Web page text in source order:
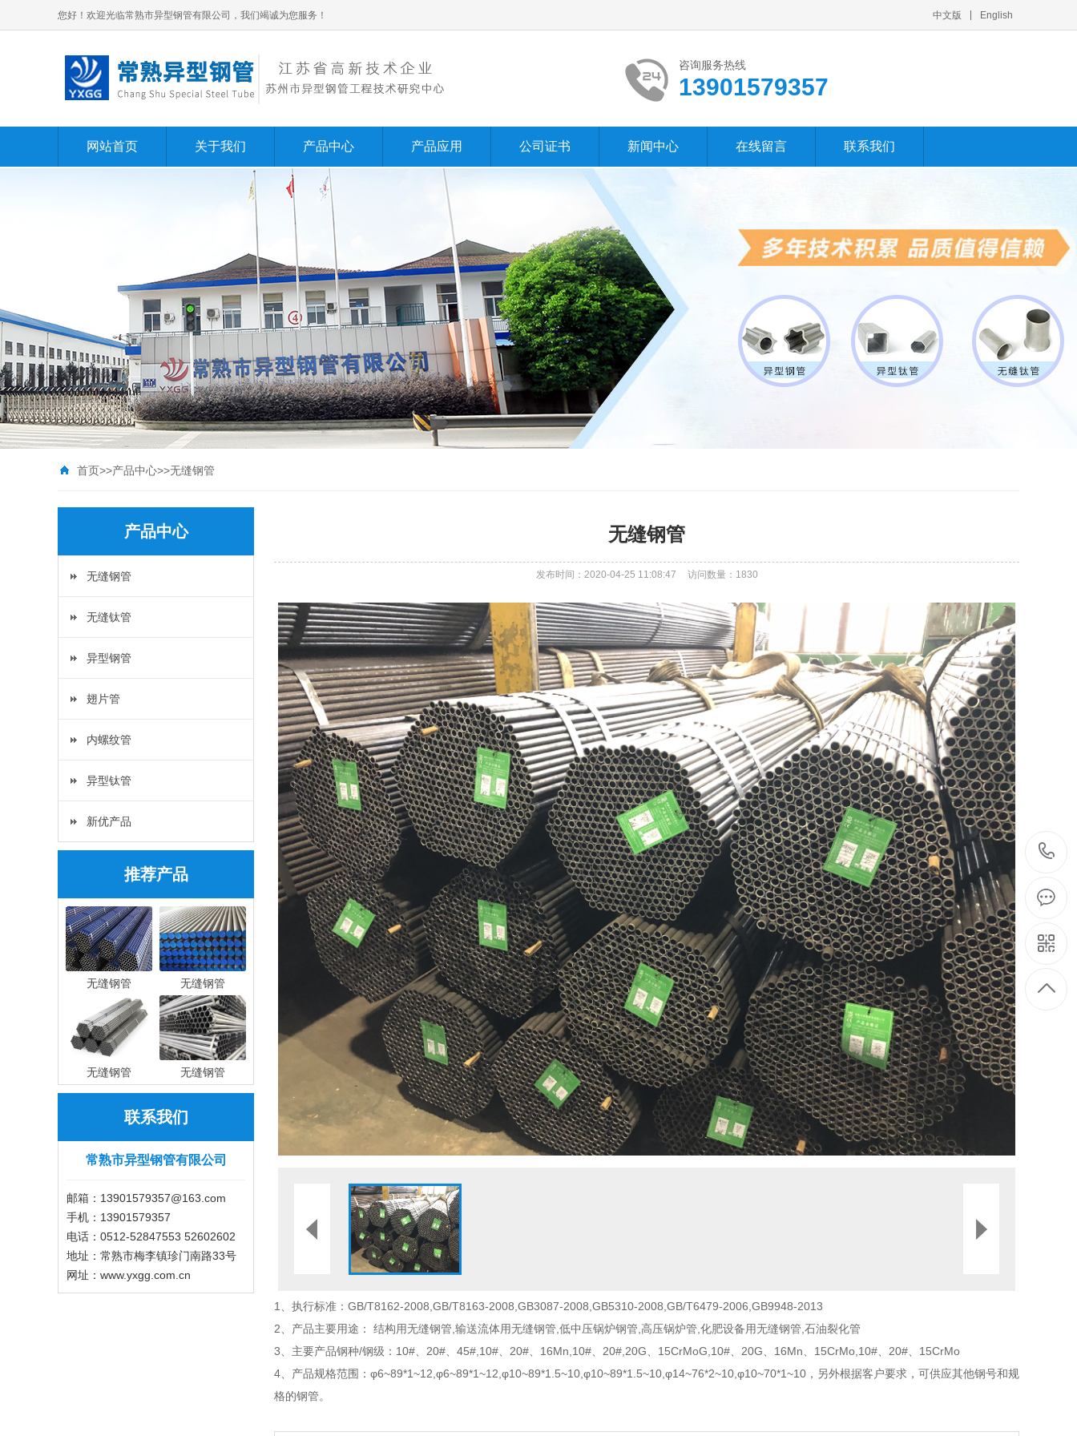
您好！欢迎光临常熟市异型钢管有限公司，我们竭诚为您服务！ 中文版 English
咨询服务热线
13901579357
网站首页 关于我们 产品中心 产品应用 公司证书 新闻中心 在线留言 联系我们
首页>>产品中心>>无缝钢管
产品中心
无缝钢管
无缝钛管
异型钢管
翅片管
内螺纹管
异型钛管
新优产品
推荐产品
无缝钢管 无缝钢管
无缝钢管 无缝钢管
联系我们
常熟市异型钢管有限公司
邮箱：13901579357@163.com
手机：13901579357
电话：0512-52847553 52602602
地址：常熟市梅李镇珍门南路33号
网址：www.yxgg.com.cn
无缝钢管
发布时间：2020-04-25 11:08:47 访问数量：1830
1、执行标准：GB/T8162-2008,GB/T8163-2008,GB3087-2008,GB5310-2008,GB/T6479-2006,GB9948-2013
2、产品主要用途： 结构用无缝钢管,输送流体用无缝钢管,低中压锅炉钢管,高压锅炉管,化肥设备用无缝钢管,石油裂化管
3、主要产品钢种/钢级：10#、20#、45#,10#、20#、16Mn,10#、20#,20G、15CrMoG,10#、20G、16Mn、15CrMo,10#、20#、15CrMo
4、产品规格范围：φ6~89*1~12,φ6~89*1~12,φ10~89*1.5~10,φ10~89*1.5~10,φ14~76*2~10,φ10~70*1~10，另外根据客户要求，可供应其他钢号和规
格的钢管。